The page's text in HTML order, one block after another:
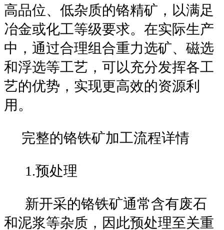
高品位、低杂质的铬精矿，以满足
冶金或化工等级要求。在实际生产
中，通过合理组合重力选矿、磁选
和浮选等工艺，可以充分发挥各工
艺的优势，实现更高效的资源利
用。
完整的铬铁矿加工流程详情
1.预处理
新开采的铬铁矿通常含有废石
和泥浆等杂质，因此预处理至关重